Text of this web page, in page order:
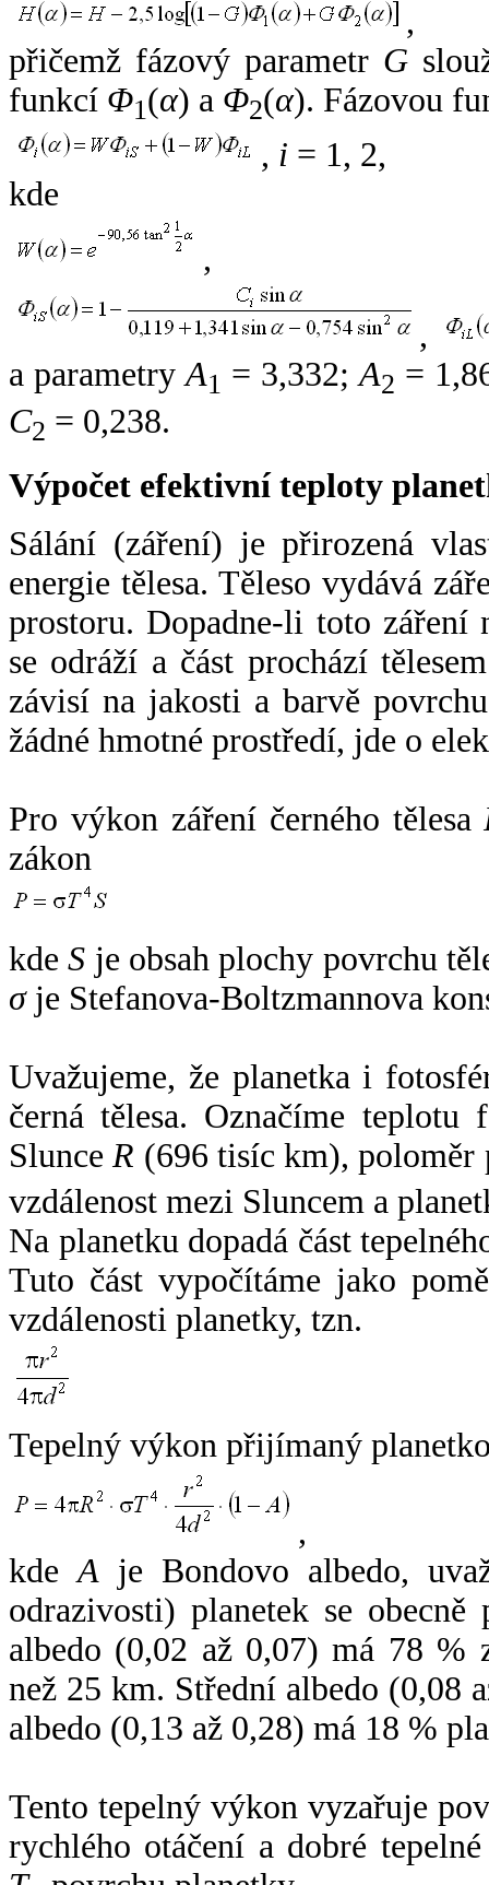
,
přičemž fázový parametr G
funkcí Φ1(α) a Φ2(α). Fázovou
, i = 1, 2,
kde
,
,
a parametryA1 = 3,332;A2 =
C2 = 0,238.
Výpočet efektivní teploty
Sálání (záření) je přirozená
energie tělesa. Těleso vydává
prostoru. Dopadne-li toto záření
se odráží a část prochází
závisí na jakosti a barvě
žádné hmotné prostředí, jde o
Pro výkon záření černého tělesa
zákon
kdeS je obsah plochy povrchu
σje Stefanova-Boltzmannova
Uvažujeme, že planetka i
černá tělesa. Označíme
SlunceR (696 tisíc km),
vzdálenost mezi Sluncem a
Na planetku dopadá část
Tuto část vypočítáme jako
vzdálenosti planetky, tzn.
Tepelný výkon přijímaný
,
kdeA je Bondovo albedo,
odrazivosti) planetek se
albedo (0,02 až 0,07) má 78 %
než 25 km. Střední albedo (0,08
albedo (0,13 až 0,28) má 18 %
Tento tepelný výkon vyzařuje
rychlého otáčení a dobré